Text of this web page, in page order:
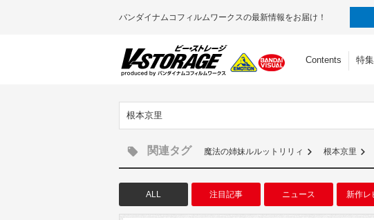
バンダイナムコフィルムワークスの最新情報をお届け！
Contents 特
根本京里
関連タグ 魔法の姉妹ルルットリリィ 根本京里
ALL 注目記事 ニュース 新作レ